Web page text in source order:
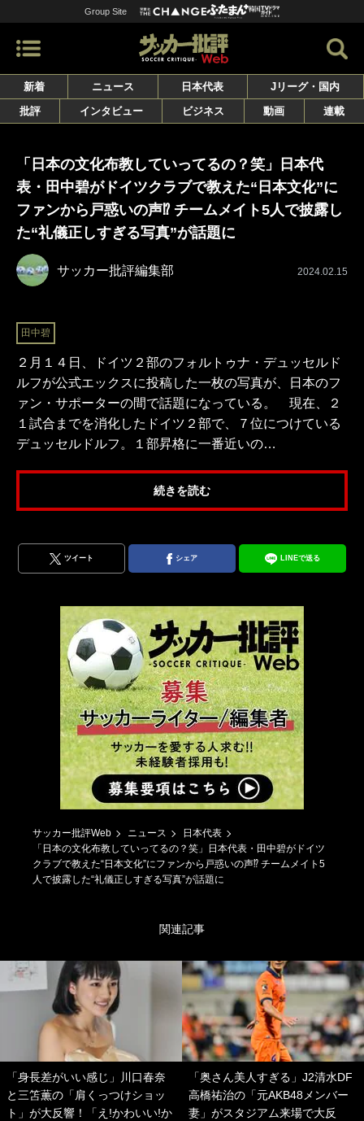
Group Site
新着 ニュース 日本代表
Jリーグ・国内
批評
インタビュー ビジネス 動画 連載
「日本の文化布教していってるの？笑」日本代
表・田中碧がドイツクラブで教えた“日本文化”に
ファンから戸惑いの声⁉ チームメイト5人で披露し
た“礼儀正しすぎる写真”が話題に
サッカー批評編集部 2024.02.15
田中碧
２月１４日、ドイツ２部のフォルトゥナ・デュッセルド
ルフが公式エックスに投稿した一枚の写真が、日本のフ
ァン・サポーターの間で話題になっている。 現在、２
１試合までを消化したドイツ２部で、７位につけている
デュッセルドルフ。１部昇格に一番近いの…
続きを読む
ツイート シェア LINEで送る
サッカー批評Web ニュース
日本代表
「日本の文化布教していってるの？笑」日本代表・田中碧がドイツ
クラブで教えた“日本文化”にファンから戸惑いの声⁉ チームメイト5
人で披露した“礼儀正しすぎる写真”が話題に
関連記事
「身長差がいい感じ」川口春奈
と三笘薫の「肩くっつけショッ
ト」が大反響！「え!かわいい!か
「奥さん美人すぎる」J2清水DF
高橋祐治の「元AKB48メンバー
妻」がスタジアム来場で大反